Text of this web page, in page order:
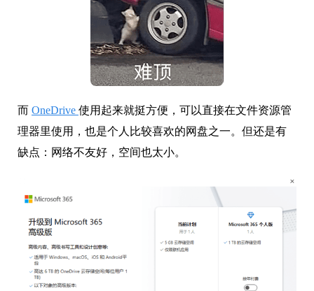
而 OneDrive 使用起来就挺方便，可以直接在文件资源管
理器里使用，也是个人比较喜欢的网盘之一。但还是有
缺点：网络不友好，空间也太小。